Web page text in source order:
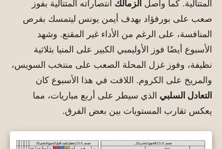
المتتالية. كما واصل الزمالك انتصاراته المتتالية بفوز
صعب على بورفؤاد بهدف أيمن يونس ليتمسك بفرص
المنافسة، على الرغم من الأداء غير المقنع. وشهد
الأسبوع أيضًا فوز الأوليمبي الكبير على المنيا بثلاثية
نظيفة، وفوز غزل المحلة الصعب على منتخب السويس،
والمريخ على الكروم. اللافت في هذا الأسبوع كان
التعادل السلبي الذي سيطر على أربع مباريات، مما
يعكس تقارب المستويات بين بعض الفرق.